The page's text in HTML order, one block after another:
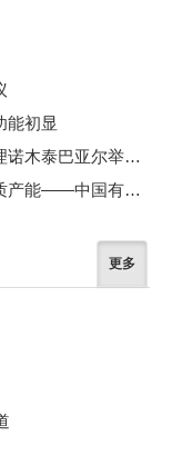
能初显
中铝集团董事长段向东与蒙古国副总理诺木泰巴亚尔举行会谈
锻造无愧时代无愧使命的世界一流新质产能——中国有色金属工业的战略应对与破局之道（二）
更多